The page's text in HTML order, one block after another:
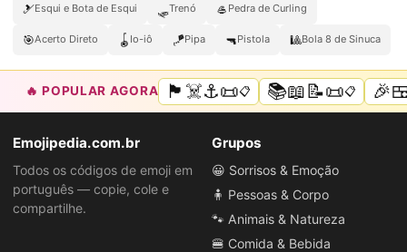
🎿Esqui e Bota de Esqui 🛷Trenó 🥌 Pedra de Curling
🎯Acerto Direto 🪀 Io-iô 🪁Pipa 🔫Pistola 🎱Bola 8 de Sinuca
🔥 POPULAR AGORA 🏴‍☠️⚓📜📋 📚📖📝📜📋
Emojipedia.com.br
Todos os códigos de emoji em
português — copie, cole e
compartilhe.
Grupos
😀 Sorrisos & Emoção
🧍 Pessoas & Corpo
🐾 Animais & Natureza
🍔 Comida & Bebida